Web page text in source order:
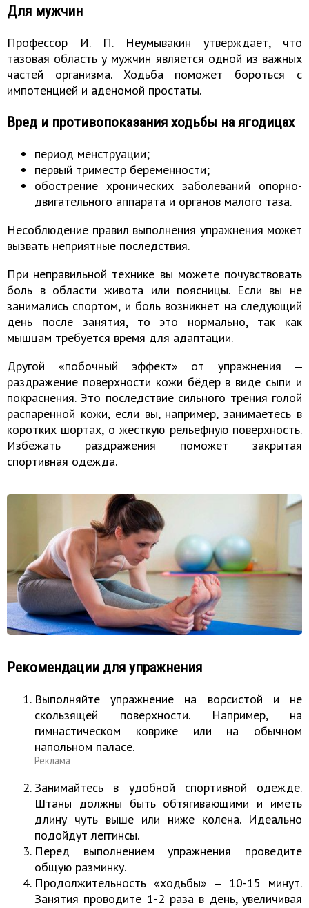
Для мужчин
Профессор И. П. Неумывакин утверждает, что
тазовая область у мужчин является одной из важных
частей организма. Ходьба поможет бороться с
импотенцией и аденомой простаты.
Вред и противопоказания ходьбы на ягодицах
период менструации;
первый триместр беременности;
обострение хронических заболеваний опорно-
двигательного аппарата и органов малого таза.
Несоблюдение правил выполнения упражнения может
вызвать неприятные последствия.
При неправильной технике вы можете почувствовать
боль в области живота или поясницы. Если вы не
занимались спортом, и боль возникнет на следующий
день после занятия, то это нормально, так как
мышцам требуется время для адаптации.
Другой «побочный эффект» от упражнения ‒
раздражение поверхности кожи бёдер в виде сыпи и
покраснения. Это последствие сильного трения голой
распаренной кожи, если вы, например, занимаетесь в
коротких шортах, о жесткую рельефную поверхность.
Избежать раздражения поможет закрытая
спортивная одежда.
Рекомендации для упражнения
Выполняйте упражнение на ворсистой и не
скользящей поверхности. Например, на
гимнастическом коврике или на обычном
напольном паласе.
Реклама
Занимайтесь в удобной спортивной одежде.
Штаны должны быть обтягивающими и иметь
длину чуть выше или ниже колена. Идеально
подойдут леггинсы.
Перед выполнением упражнения проведите
общую разминку.
Продолжительность «ходьбы» ‒ 10-15 минут.
Занятия проводите 1-2 раза в день, увеличивая